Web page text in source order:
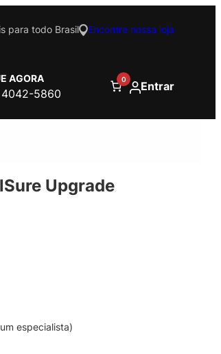
para todo Brasil Encontre nossa loja
AGORA
4042-5860
0 Entrar
Upgrade
especialista)